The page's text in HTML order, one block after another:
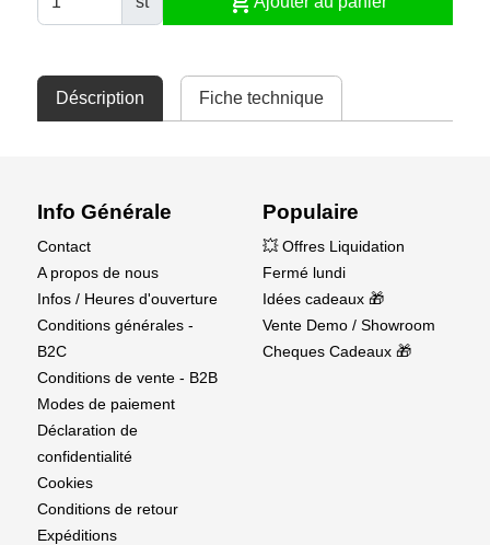
Déscription Fiche technique
Info Générale
Contact
A propos de nous
Infos / Heures d'ouverture
Conditions générales -
B2C
Conditions de vente - B2B
Modes de paiement
Déclaration de
confidentialité
Cookies
Conditions de retour
Expéditions
Populaire
💥 Offres Liquidation
Fermé lundi
Idées cadeaux 🎁
Vente Demo / Showroom
Cheques Cadeaux 🎁